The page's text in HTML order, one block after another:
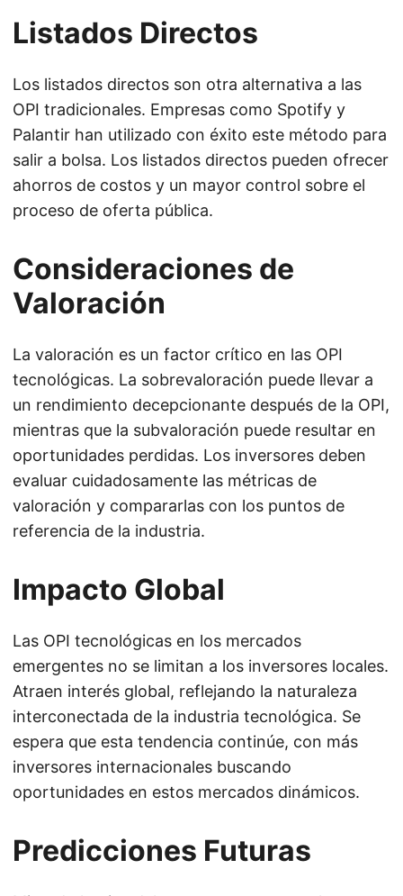
Listados Directos
Los listados directos son otra alternativa a las
OPI tradicionales. Empresas como Spotify y
Palantir han utilizado con éxito este método para
salir a bolsa. Los listados directos pueden ofrecer
ahorros de costos y un mayor control sobre el
proceso de oferta pública.
Consideraciones de
Valoración
La valoración es un factor crítico en las OPI
tecnológicas. La sobrevaloración puede llevar a
un rendimiento decepcionante después de la OPI,
mientras que la subvaloración puede resultar en
oportunidades perdidas. Los inversores deben
evaluar cuidadosamente las métricas de
valoración y compararlas con los puntos de
referencia de la industria.
Impacto Global
Las OPI tecnológicas en los mercados
emergentes no se limitan a los inversores locales.
Atraen interés global, reflejando la naturaleza
interconectada de la industria tecnológica. Se
espera que esta tendencia continúe, con más
inversores internacionales buscando
oportunidades en estos mercados dinámicos.
Predicciones Futuras